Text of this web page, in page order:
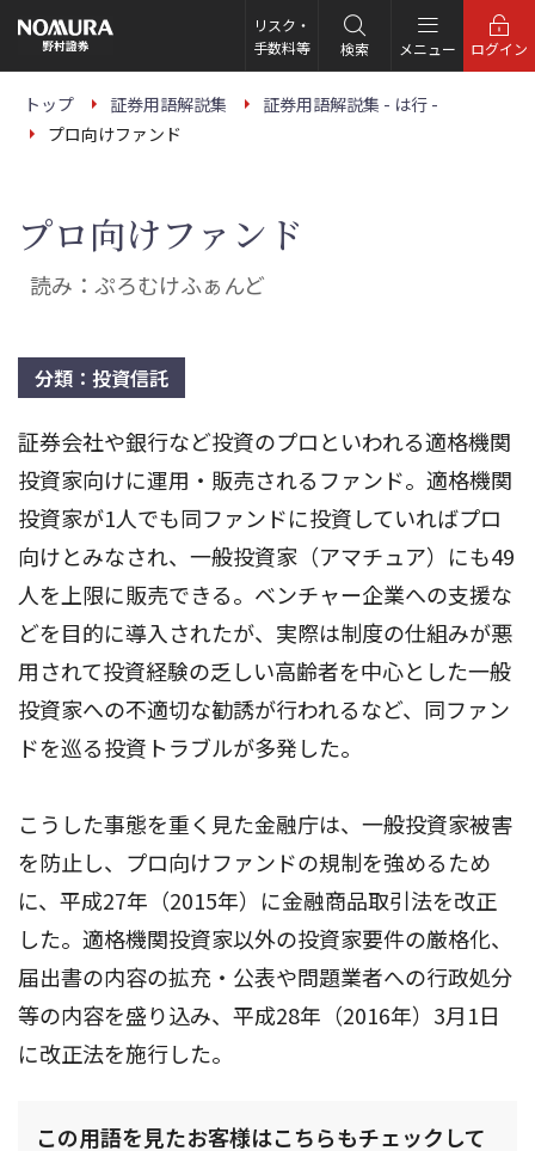
の
ー
リスク・
手数料等
検索 メニュー ログイン
トップ 証券用語解説集
証券用語解説集 - は行 -
プロ向けファンド
プロ向けファンド
読み：ぷろむけふぁんど
分類：投資信託
証券会社や銀行など投資のプロといわれる適格機関
投資家向けに運用・販売されるファンド。適格機関
投資家が1人でも同ファンドに投資していればプロ
向けとみなされ、一般投資家（アマチュア）にも49
人を上限に販売できる。ベンチャー企業への支援な
どを目的に導入されたが、実際は制度の仕組みが悪
用されて投資経験の乏しい高齢者を中心とした一般
投資家への不適切な勧誘が行われるなど、同ファン
ドを巡る投資トラブルが多発した。
こうした事態を重く見た金融庁は、一般投資家被害
を防止し、プロ向けファンドの規制を強めるため
に、平成27年（2015年）に金融商品取引法を改正
した。適格機関投資家以外の投資家要件の厳格化、
届出書の内容の拡充・公表や問題業者への行政処分
等の内容を盛り込み、平成28年（2016年）3月1日
に改正法を施行した。
この用語を見たお客様はこちらもチェックして